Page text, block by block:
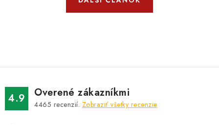
4.9 Overené zákazníkmi
4465 recenzií. Zobraziť všetky recenzie